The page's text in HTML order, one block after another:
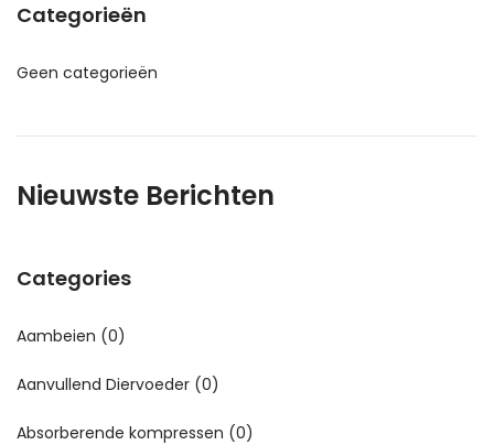
Categorieën
Geen categorieën
Nieuwste Berichten
Categories
Aambeien (0)
Aanvullend Diervoeder (0)
Absorberende kompressen (0)